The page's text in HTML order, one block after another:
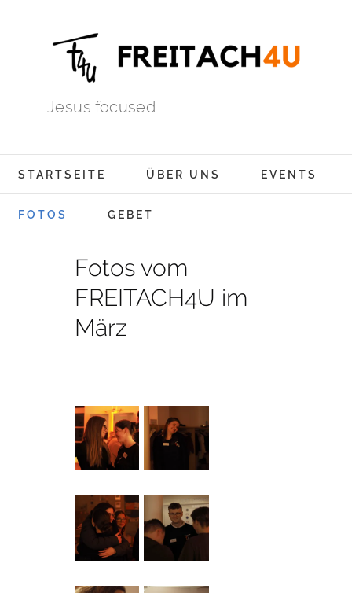
Jesus focused
STARTSEITE ÜBER UNS EVENTS
FOTOS GEBET
Fotos vom
FREITACH4U im
März